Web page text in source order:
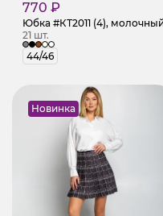
770 ₽
Юбка #КТ2011 (4),
21 шт.
44/46
Новинка